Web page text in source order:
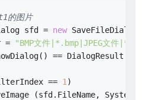
的图片
sfd = new SaveFileDialog();
=
"BMP文件|*.bmp|JPEG文件|*.jpg"
== DialogResult.OK)
== 1 )
(sfd.FileName,